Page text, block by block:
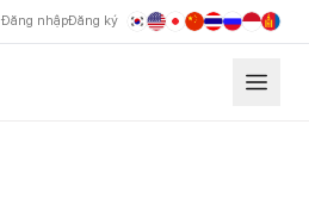
Đăng nhậpĐăng ký